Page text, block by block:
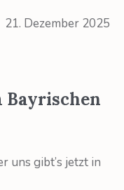
21. Dezember 2025
Bayrischen
uns gibt’s jetzt in